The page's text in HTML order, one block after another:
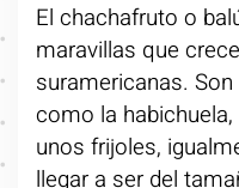
El chachafruto o
maravillas que
suramericanas.
como la
unos frijoles,
llegar a ser del